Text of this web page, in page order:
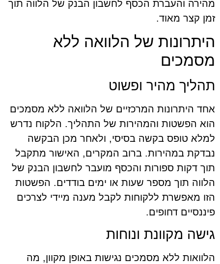
מהירה והעברת הכסף לחשבון הבנק של הלווה תוך
זמן קצר מאוד.
היתרונות של הלוואה ללא
מסמכים
תהליך מהיר ופשוט
אחד היתרונות המרכזיים של הלוואה ללא מסמכים
הוא הפשטות והמהירות של התהליך. הלקוח נדרש
למלא טופס בקשה בסיסי, ולאחר מכן הבקשה
נבדקת במהירות. ברוב המקרים, האישור מתקבל
תוך דקות ספורות והכסף מועבר לחשבון הבנק של
הלווה תוך מספר שעות או ימים בודדים. הפשטות
הזו מאפשרת ללקוחות לקבל מענה מיידי לצרכים
פיננסיים דחופים.
גישה מקוונת ונוחות
הלוואות ללא מסמכים נגישות באופן מקוון, מה